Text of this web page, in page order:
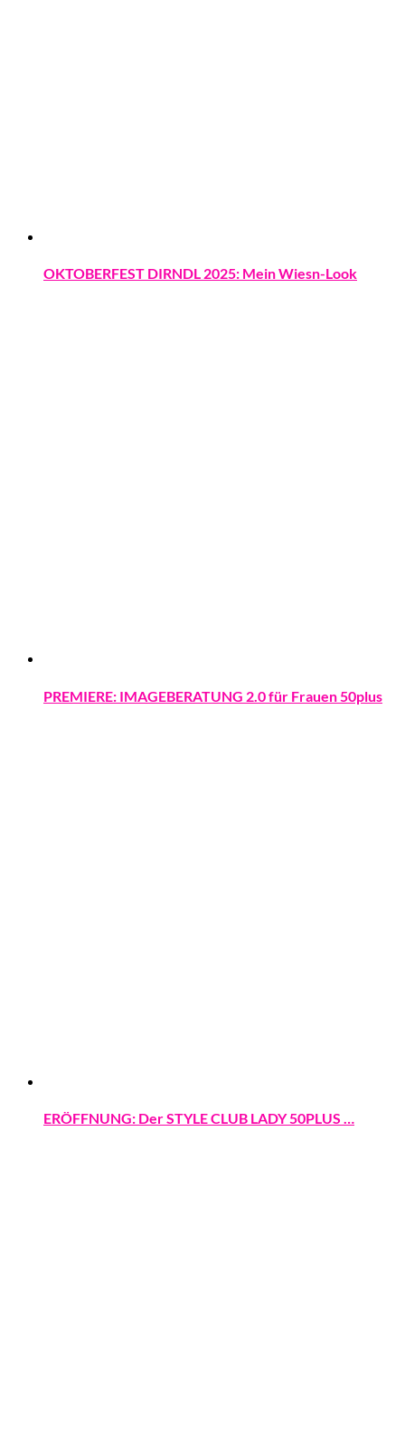
OKTOBERFEST DIRNDL 2025: Mein Wiesn-Look
PREMIERE: IMAGEBERATUNG 2.0 für Frauen 50plus
ERÖFFNUNG: Der STYLE CLUB LADY 50PLUS …